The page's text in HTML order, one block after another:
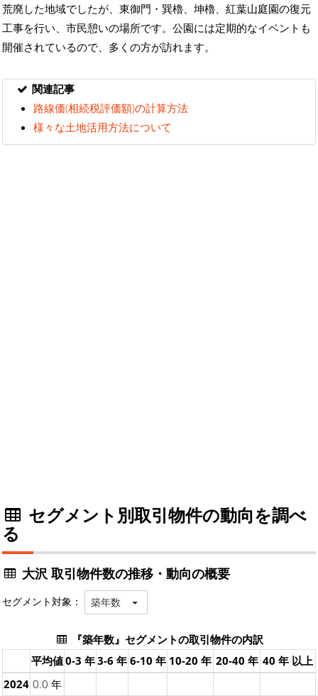
荒廃した地域でしたが、東御門・巽櫓、坤櫓、紅葉山庭園の復元
工事を行い、市民憩いの場所です。公園には定期的なイベントも
開催されているので、多くの方が訪れます。
関連記事
路線価(相続税評価額)の計算方法
様々な土地活用方法について
セグメント別取引物件の動向を調べ
る
大沢 取引物件数の推移・動向の概要
セグメント対象： 築年数
『築年数』セグメントの取引物件の内訳
平均値0-3 年3-6 年 6-10 年 10-20 年 20-40 年 40 年 以上
2024 0.0 年